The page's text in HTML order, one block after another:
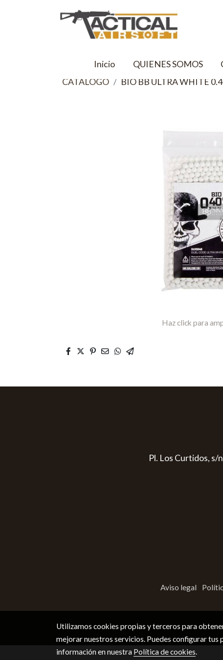
Inicio QUIENES SOMOS
CATALOGO
BIO BB ULTRA WHITE
Haz click para
Pl. Los Curtidos, s/
Aviso legal
Utilizamos cookies propias y terceros para
mejorar nuestros servicios. Puedes configurar
información en nuestra Política de cookies.